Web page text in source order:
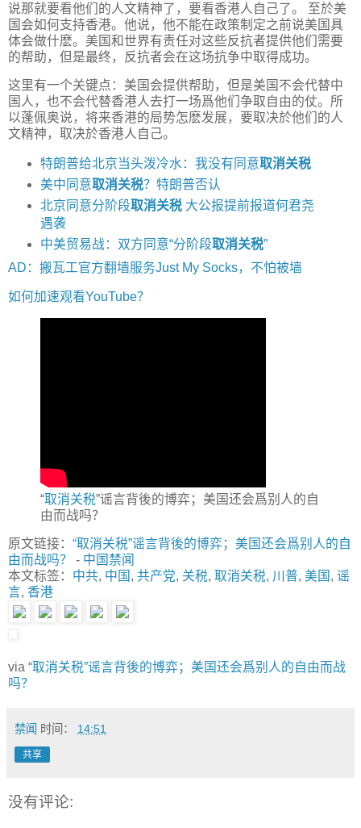
说那就要看他们的人文精神了，要看香港人自己了。 至於美
国会如何支持香港。他说，他不能在政策制定之前说美国具
体会做什麽。美国和世界有责任对这些反抗者提供他们需要
的帮助，但是最终，反抗者会在这场抗争中取得成功。
这里有一个关键点：美国会提供帮助，但是美国不会代替中
国人，也不会代替香港人去打一场爲他们争取自由的仗。所
以蓬佩奥说，将来香港的局势怎麽发展，要取决於他们的人
文精神，取决於香港人自己。
特朗普给北京当头泼冷水：我没有同意取消关税
美中同意取消关税？特朗普否认
北京同意分阶段取消关税大公报提前报道何君尧
遇袭
中美贸易战：双方同意“分阶段取消关税”
AD：搬瓦工官方翻墙服务Just My Socks，不怕被墙
如何加速观看YouTube？
“取消关税”谣言背後的博弈；美国还会爲别人的自
由而战吗？
原文链接： “取消关税”谣言背後的博弈；美国还会爲别人的自
由而战吗？
- 中国禁闻
本文标签： 中共, 中国 , 共产党, 关税, 取消关税, 川普, 美国 , 谣
言, 香港
via “取消关税”谣言背後的博弈；美国还会爲别人的自由而战
吗？
禁闻 时间： 14:51
共享
没有评论: